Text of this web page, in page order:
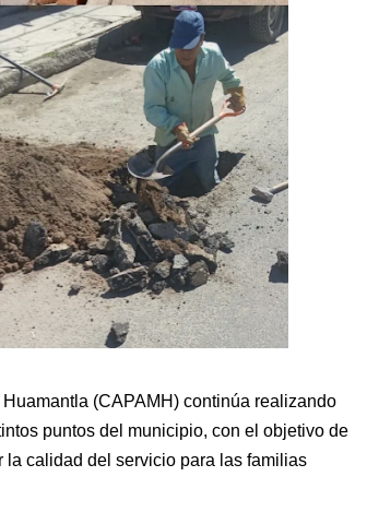
(CAPAMH) continúa realizando
puntos del municipio, con el objetivo de
la calidad del servicio para las familias